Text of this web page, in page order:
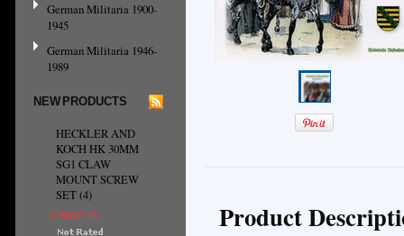
German Militaria 1900-
1945
German Militaria 1946-
1989
NEW PRODUCTS
HECKLER AND
KOCH HK 30MM
SG1 CLAW
MOUNT SCREW
SET (4)
CN¥67.16
Product